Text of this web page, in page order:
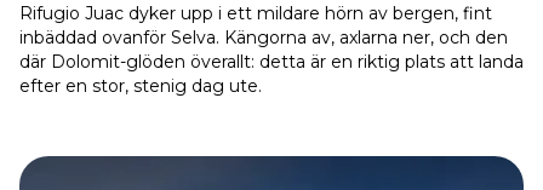
Rifugio Juac dyker upp i ett mildare hörn av bergen, fint
inbäddad ovanför Selva. Kängorna av, axlarna ner, och den
där Dolomit-glöden överallt: detta är en riktig plats att landa
efter en stor, stenig dag ute.